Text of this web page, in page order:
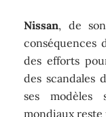
Nissan, de
conséquences
des efforts
des scandales
ses modèles
mondiaux reste